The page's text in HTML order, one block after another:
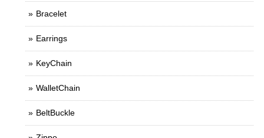
Bracelet
Earrings
KeyChain
WalletChain
BeltBuckle